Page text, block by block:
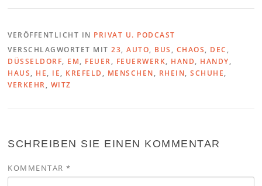
VERÖFFENTLICHT IN PRIVAT U. PODCAST
VERSCHLAGWORTET MIT23,AUTO, BUS , CHAOS, DEC ,
DÜSSELDORF, EM, FEUER, FEUERWERK, HAND, HANDY,
HAUS, HE, IE, KREFELD , MENSCHEN, RHEIN,SCHUHE,
VERKEHR, WITZ
SCHREIBEN SIE EINEN KOMMENTAR
KOMMENTAR*